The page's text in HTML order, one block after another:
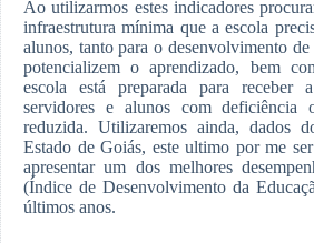
Ao utilizarmos estes indicadores
infraestrutura mínima que a escola
alunos, tanto para o desenvolvimento
potencializem o aprendizado, bem
escola está preparada para receber
servidores e alunos com deficiência
reduzida. Utilizaremos ainda, dados
Estado de Goiás, este ultimo por me
apresentar um dos melhores
(Índice de Desenvolvimento da
últimos anos.